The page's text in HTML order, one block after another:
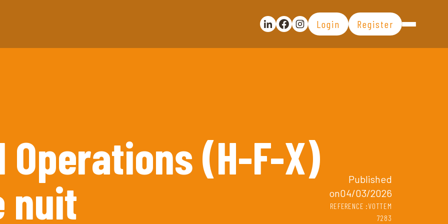
Partager la publication sur Linkedin
Partager la publication sur Facebook
Voir la page Instagram
Login Register
Operations (H-F-X)
nuit
Published
on04/03/2026
REFERENCE :VOTTEM
7283